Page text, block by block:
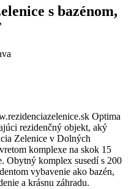
s bazénom,
Optima
rezidenčný objekt, aký
Zelenice v Dolných
komplexe na skok 15
Obytný komplex susedí s 200
vybavenie ako bazén,
a krásnu záhradu.